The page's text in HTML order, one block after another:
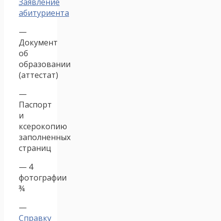
абитуриента
—
Документ
об
образовании
(аттестат)
—
Паспорт
и
ксерокопию
заполненных
страниц
— 4
фотографии
¾
—
Справку